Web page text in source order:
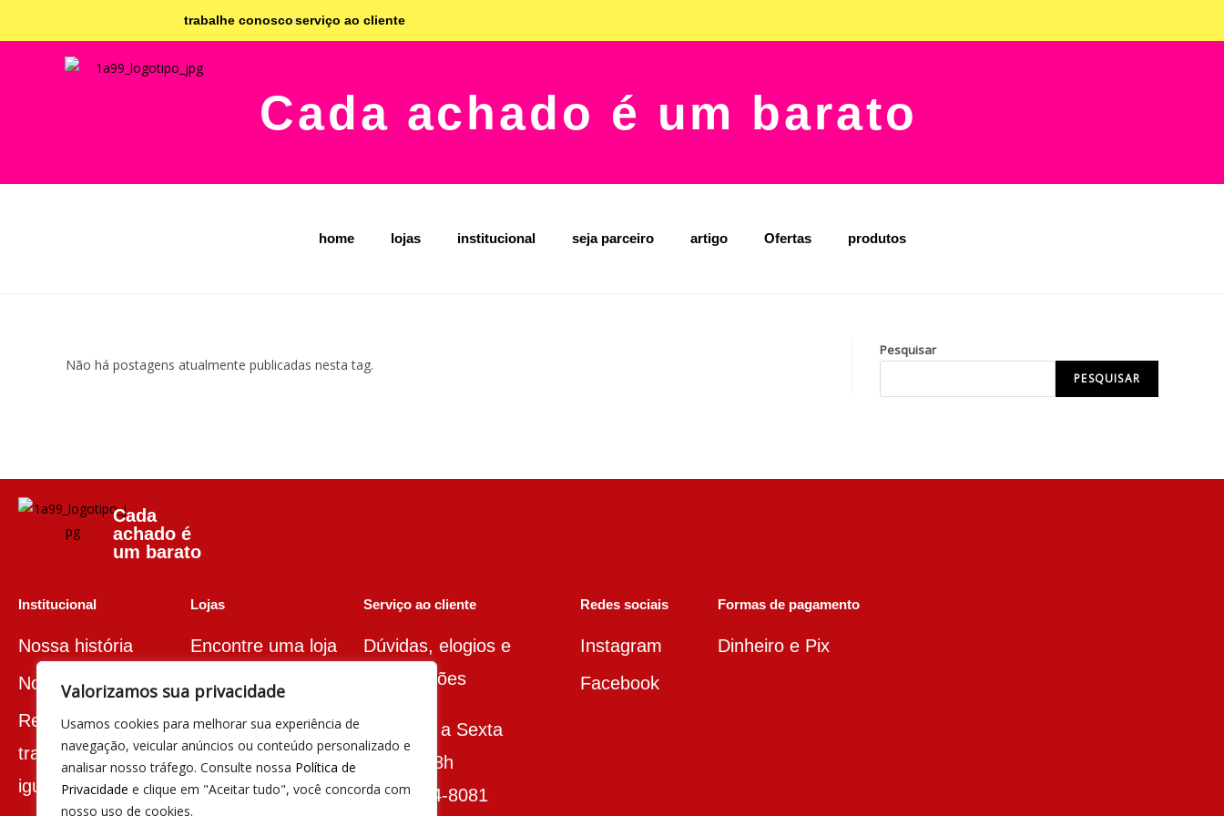
Valorizamos sua privacidade
Usamos cookies para melhorar sua experiência de
navegação, veicular anúncios ou conteúdo personalizado e
analisar nosso tráfego. Consulte nossa Política de
Privacidade e clique em "Aceitar tudo", você concorda com
nosso uso de cookies.
trabalhe conoscoserviço ao cliente
Cada achado é um barato
home lojas institucional seja parceiro artigo Ofertas produtos
Não há postagens atualmente publicadas nesta tag.
Pesquisar
PESQUISAR
Cada
achado é
um barato
Institucional
Nossa história
Nova marca
Relatório de
transparência e
igualdade salarial
Lojas
Encontre uma loja
Serviço ao cliente
Dúvidas, elogios e
reclamações
Segunda a Sexta
08h às 18h
(19) 3014-8081
Redes sociais
Instagram
Facebook
Formas de pagamento
Dinheiro e Pix